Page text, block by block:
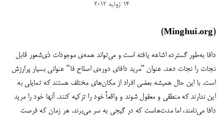
14 ژوئیه 2012
(Minghui.org)
دافا به‌طور گسترده اشاعه یافته است و می‌‌‌‏تواند همه‌ی موجودات ذی‌‌‏شعور قابل
نجات را نجات دهد. عنوان "مرید دافای دوره‌ی اصلاح فا" عنوانی بسیار پرارزش
است. با این حال همیشه بعضی افراد از مکان‌های مختلف هستند که تمایلی به
این ندارند که منطقی و معقول شوند و واقعاً خود را تزکیه کنند. آنها خود را مرید
دافا می‌نامند، اما مدت‌هاست که در گیجی به سر می‌برند. هر زمان که فرصت